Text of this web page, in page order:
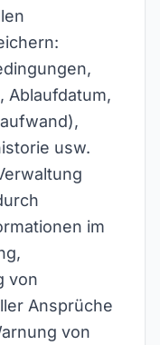
Ablaufdatum,
usw.
im
von
Ansprüche
von